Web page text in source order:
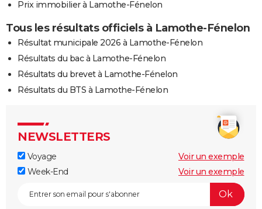
Prix immobilier à Lamothe-Fénelon
Tous les résultats officiels à Lamothe-Fénelon
Résultat municipale 2026 à Lamothe-Fénelon
Résultats du bac à Lamothe-Fénelon
Résultats du brevet à Lamothe-Fénelon
Résultats du BTS à Lamothe-Fénelon
NEWSLETTERS
Voyage
Voir un exemple
Week-End
Voir un exemple